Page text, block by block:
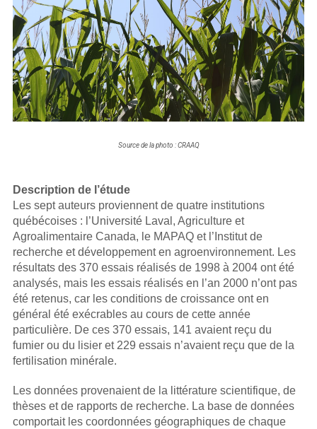
Source de la photo : CRAAQ
Description de l’étude
Les sept auteurs proviennent de quatre institutions
québécoises : l’Université Laval, Agriculture et
Agroalimentaire Canada, le MAPAQ et l’Institut de
recherche et développement en agroenvironnement. Les
résultats des 370 essais réalisés de 1998 à 2004 ont été
analysés, mais les essais réalisés en l’an 2000 n’ont pas
été retenus, car les conditions de croissance ont en
général été exécrables au cours de cette année
particulière. De ces 370 essais, 141 avaient reçu du
fumier ou du lisier et 229 essais n’avaient reçu que de la
fertilisation minérale.
Les données provenaient de la littérature scientifique, de
thèses et de rapports de recherche. La base de données
comportait les coordonnées géographiques de chaque